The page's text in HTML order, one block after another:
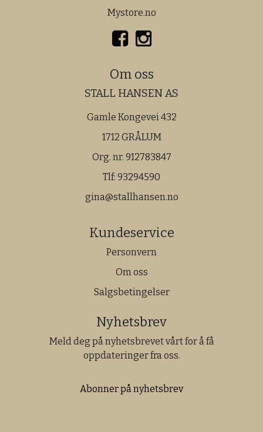
Mystore.no
Om oss
STALL HANSEN AS
Gamle Kongevei 432
1712 GRÅLUM
Org. nr. 912783847
Tlf: 93294590
gina@stallhansen.no
Kundeservice
Personvern
Om oss
Salgsbetingelser
Nyhetsbrev
Meld deg på nyhetsbrevet vårt for å få
oppdateringer fra oss.
Abonner på nyhetsbrev